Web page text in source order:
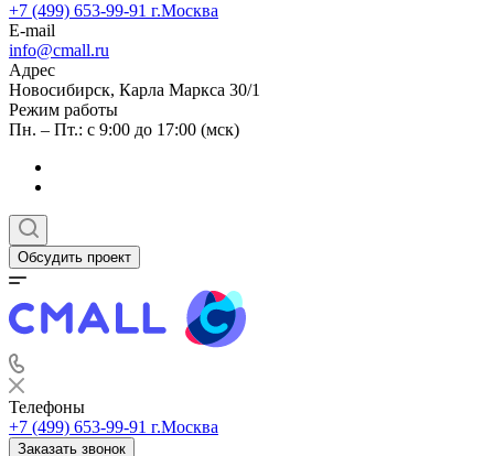
+7 (499) 653-99-91 г.Москва
E-mail
info@cmall.ru
Адрес
Новосибирск, Карла Маркса 30/1
Режим работы
Пн. – Пт.: с 9:00 до 17:00 (мск)
Обсудить проект
Телефоны
+7 (499) 653-99-91 г.Москва
Заказать звонок